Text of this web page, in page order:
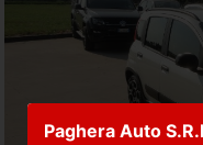
Paghera Auto